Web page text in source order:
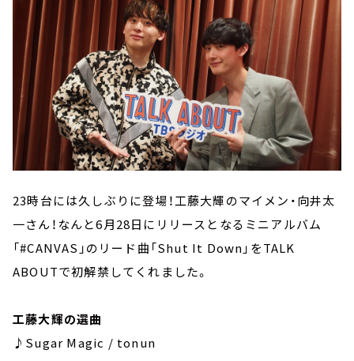
23時台には久しぶりに登場！工藤大輝のマイメン・向井太
一さん！なんと6月28日にリリースとなるミニアルバム
「#CANVAS」のリード曲「Shut It Down」をTALK
ABOUTで初解禁してくれました。
工藤大輝の選曲
♪Sugar Magic / tonun